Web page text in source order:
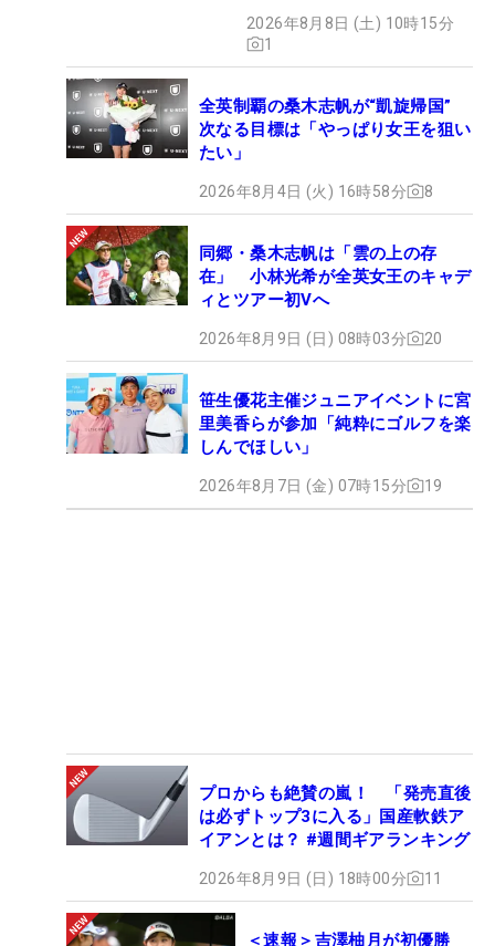
2026年8月8日 (土) 10時15分
1
全英制覇の桑木志帆が“凱旋帰国”
次なる目標は「やっぱり女王を狙い
たい」
2026年8月4日 (火) 16時58分 8
同郷・桑木志帆は「雲の上の存
在」 小林光希が全英女王のキャデ
ィとツアー初Vへ
2026年8月9日 (日) 08時03分 20
笹生優花主催ジュニアイベントに宮
里美香らが参加「純粋にゴルフを楽
しんでほしい」
2026年8月7日 (金) 07時15分 19
プロからも絶賛の嵐！ 「発売直後
は必ずトップ3に入る」国産軟鉄ア
イアンとは？ #週間ギアランキング
2026年8月9日 (日) 18時00分 11
＜速報＞吉澤柚月が初優勝